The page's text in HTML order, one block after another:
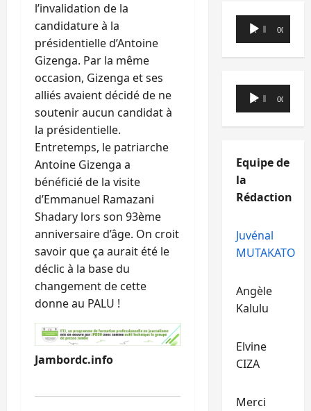
l’invalidation de la
candidature à la
présidentielle d’Antoine
Gizenga. Par la même
occasion, Gizenga et ses
alliés avaient décidé de ne
soutenir aucun candidat à
la présidentielle.
Entretemps, le patriarche
Antoine Gizenga a
bénéficié de la visite
d’Emmanuel Ramazani
Shadary lors son 93ème
anniversaire d’âge. On croit
savoir que ça aurait été le
déclic à la base du
changement de cette
donne au PALU !
Jambordc.info
Lecteur
audio
00:00 00:00
Lecteur
audio
00:00 00:00
Equipe de
la
Rédaction
Juvénal
MUTAKATO
Angèle
Kalulu
Elvine
CIZA
Merci